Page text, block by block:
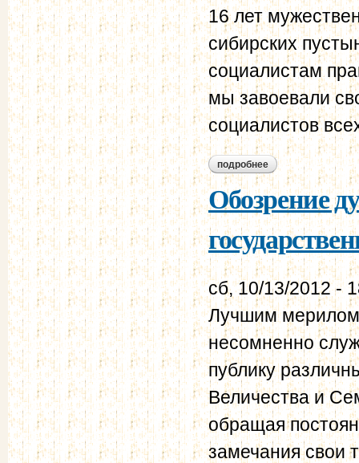
16 лет
сибирских
социали­стам
мы завоевали
социалистов
подробнее о доклад п.л.
Обозрение
сб, 10/13/2012 -
Лучшим мерилом
несомненно
публику
Величества и
обращая
замечания свои